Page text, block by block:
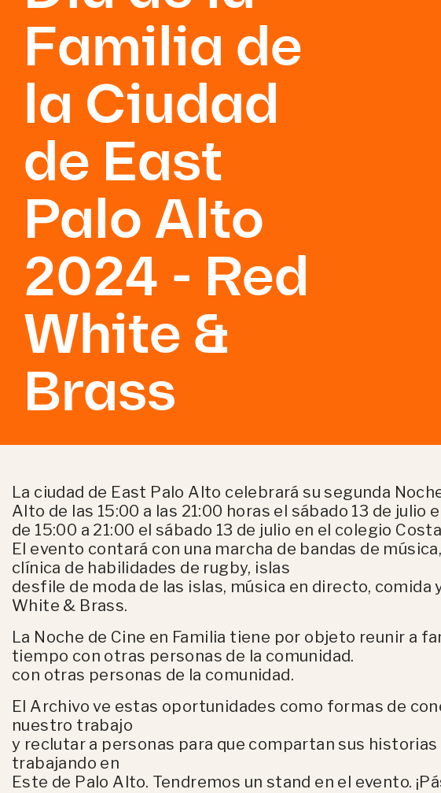
Familia de
la Ciudad
de East
Palo Alto
2024 - Red
White &
Brass
La ciudad de East Palo Alto celebrará su segunda
Alto de las 15:00 a las 21:00 horas el sábado 13 de julio
de 15:00 a 21:00 el sábado 13 de julio en el colegio
El evento contará con una marcha de bandas de
clínica de habilidades de rugby, islas
desfile de moda de las islas, música en directo, comida
White & Brass.
La Noche de Cine en Familia tiene por objeto reunir a
tiempo con otras personas de la comunidad.
con otras personas de la comunidad.
El Archivo ve estas oportunidades como formas de
nuestro trabajo
y reclutar a personas para que compartan sus
trabajando en
Este de Palo Alto. Tendremos un stand en el evento.